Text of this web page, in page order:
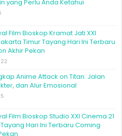
yang Perlu Anda Ketahui
Film Bioskop Kramat Jati XXI
Timur Tayang Hari Ini Terbaru
Akhir Pekan
Anime Attack on Titan: Jalan
dan Alur Emosional
Film Bioskop Studio XXI Cinema 21
Hari Ini Terbaru Coming